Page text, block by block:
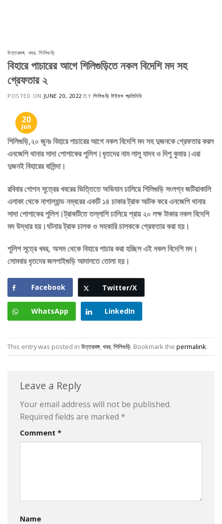
উত্তরবঙ্গ, খবর,শিলিগুড়ি
বিহারে পাচারের আগে শিলিগুড়িতে নকল বিদেশি মদ সহ
গ্রেফতার ২
POSTED ON JUNE 20, 2022 BYশিলিগুড়ি টাইমস প্রতিনিধি
20
Jun
শিলিগুড়ি,২০ জুনঃ বিহারে পাচারের আগে নকল বিদেশি মদ সহ দুজনকে গ্রেফতার করল
এনজেপি থানার সাদা পোশাকের পুলিশ।ধৃতদের নাম লালু যাদব ও দিপু কুমার।এরা
দুজনই বিহারের বাসিন্দা।
রবিবার গোপন সূত্রের খবরের ভিত্তিতে অভিযান চালিয়ে শিলিগুড়ি সংলগ্ন জটিয়াকালি
এলাকা থেকে নাগাল্যান্ড নম্বরের একটি ১৪ চাকার ট্রাক আটক করে এনজেপি থানার
সাদা পোশাকের পুলিশ।ট্রাকটিতে তল্লাশি চালিয়ে প্রায় ২০ লক্ষ টাকার নকল বিদেশি
মদ উদ্ধার হয়।ঘটনায় ট্রাক চালক ও সহকারি চালককে গ্রেফতার করা হয়।
পুলিশ সূত্রে খবর, অসম থেকে বিহারে পাচার করা হচ্ছিল এই নকল বিদেশি মদ।
সোমবার ধৃতদের জলপাইগুড়ি আদালতে তোলা হয়।
Facebook Twitter/X
WhatsApp LinkedIn
This entry was posted in উত্তরবঙ্গ, খবর শিলিগুড়ি. Bookmark the permalink.
Leave a Reply
Your email address will not be published.
Required fields are marked *
Comment *
Name